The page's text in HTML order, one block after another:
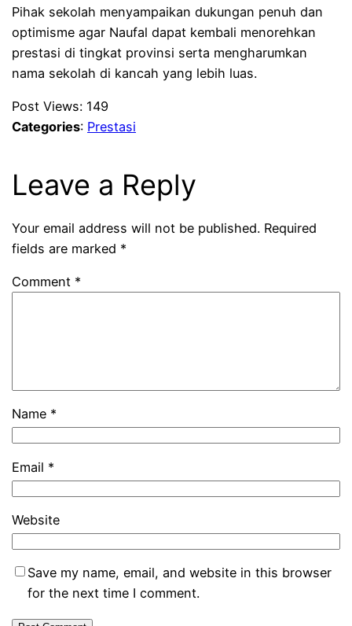
Pihak sekolah menyampaikan dukungan penuh dan
optimisme agar Naufal dapat kembali menorehkan
prestasi di tingkat provinsi serta mengharumkan
nama sekolah di kancah yang lebih luas.
Post Views: 149
Categories: Prestasi
Leave a Reply
Your email address will not be published. Required
fields are marked *
Comment *
Name *
Email *
Website
Save my name, email, and website in this browser
for the next time I comment.